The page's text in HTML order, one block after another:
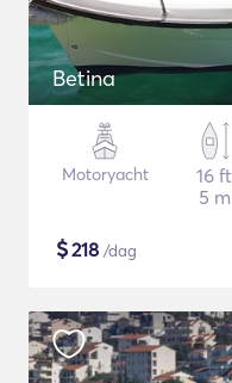
Betina
Motoryacht
16 ft
5 m
$218 /dag